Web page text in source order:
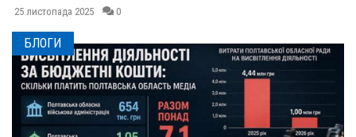
25 листопада 2025 0
БЛОГИ